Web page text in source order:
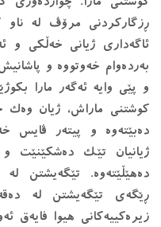
ڕزگارکردنی مرۆڤ له‌ ناو
ئاگەداری ژیانی خه‌ڵکی و
به‌رده‌وام خه‌وتووه‌ و
و پێی وایه‌ ئه‌گه‌ر مارا
کوشتنی ماراش، ژیان وه‌ک
ده‌بێته‌وه‌ و پیته‌ر ڤایس
ژیانیان تێک ده‌شکێنێت و
ده‌هێڵێته‌وه‌. تێگه‌یشتن
ڕێگه‌ی تێگه‌یشتن له‌
زیره‌کییه‌کانی هیوا فایه‌ق